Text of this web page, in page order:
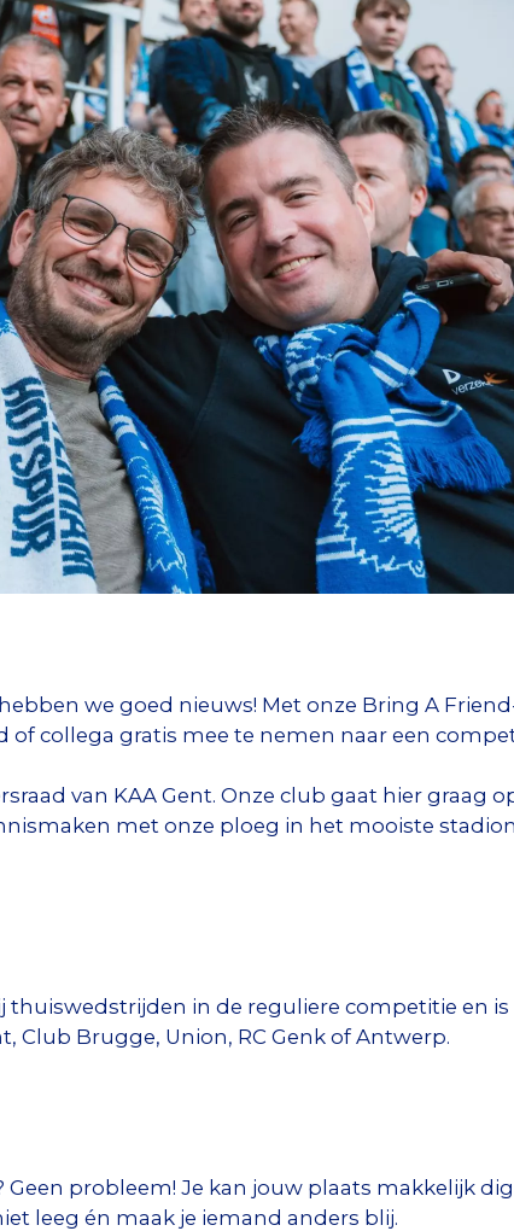
we goed nieuws! Met onze Bring A
of collega gratis mee te nemen naar een
van KAA Gent. Onze club gaat hier graag
met onze ploeg in het mooiste
in de reguliere competitie en is
Brugge, Union, RC Genk of Antwerp.
probleem! Je kan jouw plaats makkelijk
leeg én maak je iemand anders blij.